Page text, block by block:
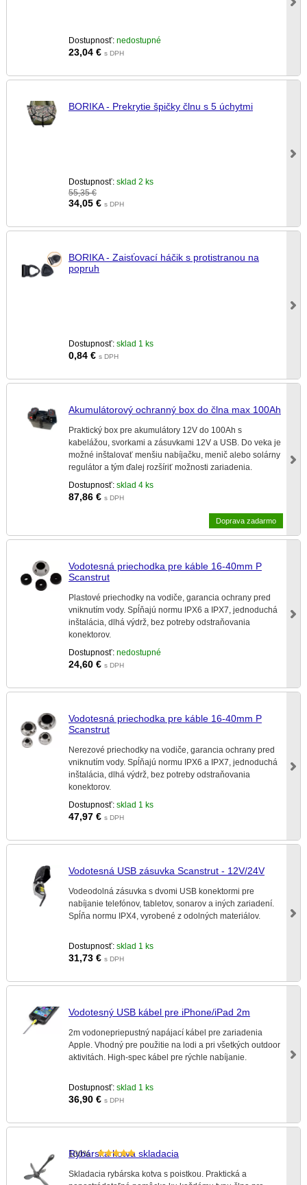
Dostupnosť: nedostupné
23,04 € s DPH
BORIKA - Prekrytie špičky člnu s 5 úchytmi
Dostupnosť:sklad 2 ks
55,35 €
34,05 € s DPH
BORIKA - Zaisťovací háčik s protistranou na
popruh
Dostupnosť:sklad 1 ks
0,84 € s DPH
Akumulátorový ochranný box do člna max 100Ah
Praktický box pre akumulátory 12V do 100Ah s
kabelážou, svorkami a zásuvkami 12V a USB. Do veka je
možné inštalovať menšiu nabíjačku, menič alebo solárny
regulátor a tým ďalej rozšíriť možnosti zariadenia.
Dostupnosť:sklad 4 ks
87,86 € s DPH
Doprava zadarmo
Vodotesná priechodka pre káble 16-40mm P
Scanstrut
Plastové priechodky na vodiče, garancia ochrany pred
vniknutím vody. Spĺňajú normu IPX6 a IPX7, jednoduchá
inštalácia, dlhá výdrž, bez potreby odstraňovania
konektorov.
Dostupnosť: nedostupné
24,60 € s DPH
Vodotesná priechodka pre káble 16-40mm P
Scanstrut
Nerezové priechodky na vodiče, garancia ochrany pred
vniknutím vody. Spĺňajú normu IPX6 a IPX7, jednoduchá
inštalácia, dlhá výdrž, bez potreby odstraňovania
konektorov.
Dostupnosť: sklad 1 ks
47,97 € s DPH
Vodotesná USB zásuvka Scanstrut - 12V/24V
Vodeodolná zásuvka s dvomi USB konektormi pre
nabíjanie telefónov, tabletov, sonarov a iných zariadení.
Spĺňa normu IPX4, vyrobené z odolných materiálov.
Dostupnosť:sklad 1 ks
31,73 € s DPH
Vodotesný USB kábel pre iPhone/iPad 2m
2m vodonepriepustný napájací kábel pre zariadenia
Apple. Vhodný pre použitie na lodi a pri všetkých outdoor
aktivitách. High-spec kábel pre rýchle nabíjanie.
Dostupnosť:sklad 1 ks
36,90 € s DPH
100%
Rybárska kotva skladacia
Skladacia rybárska kotva s poistkou. Praktická a